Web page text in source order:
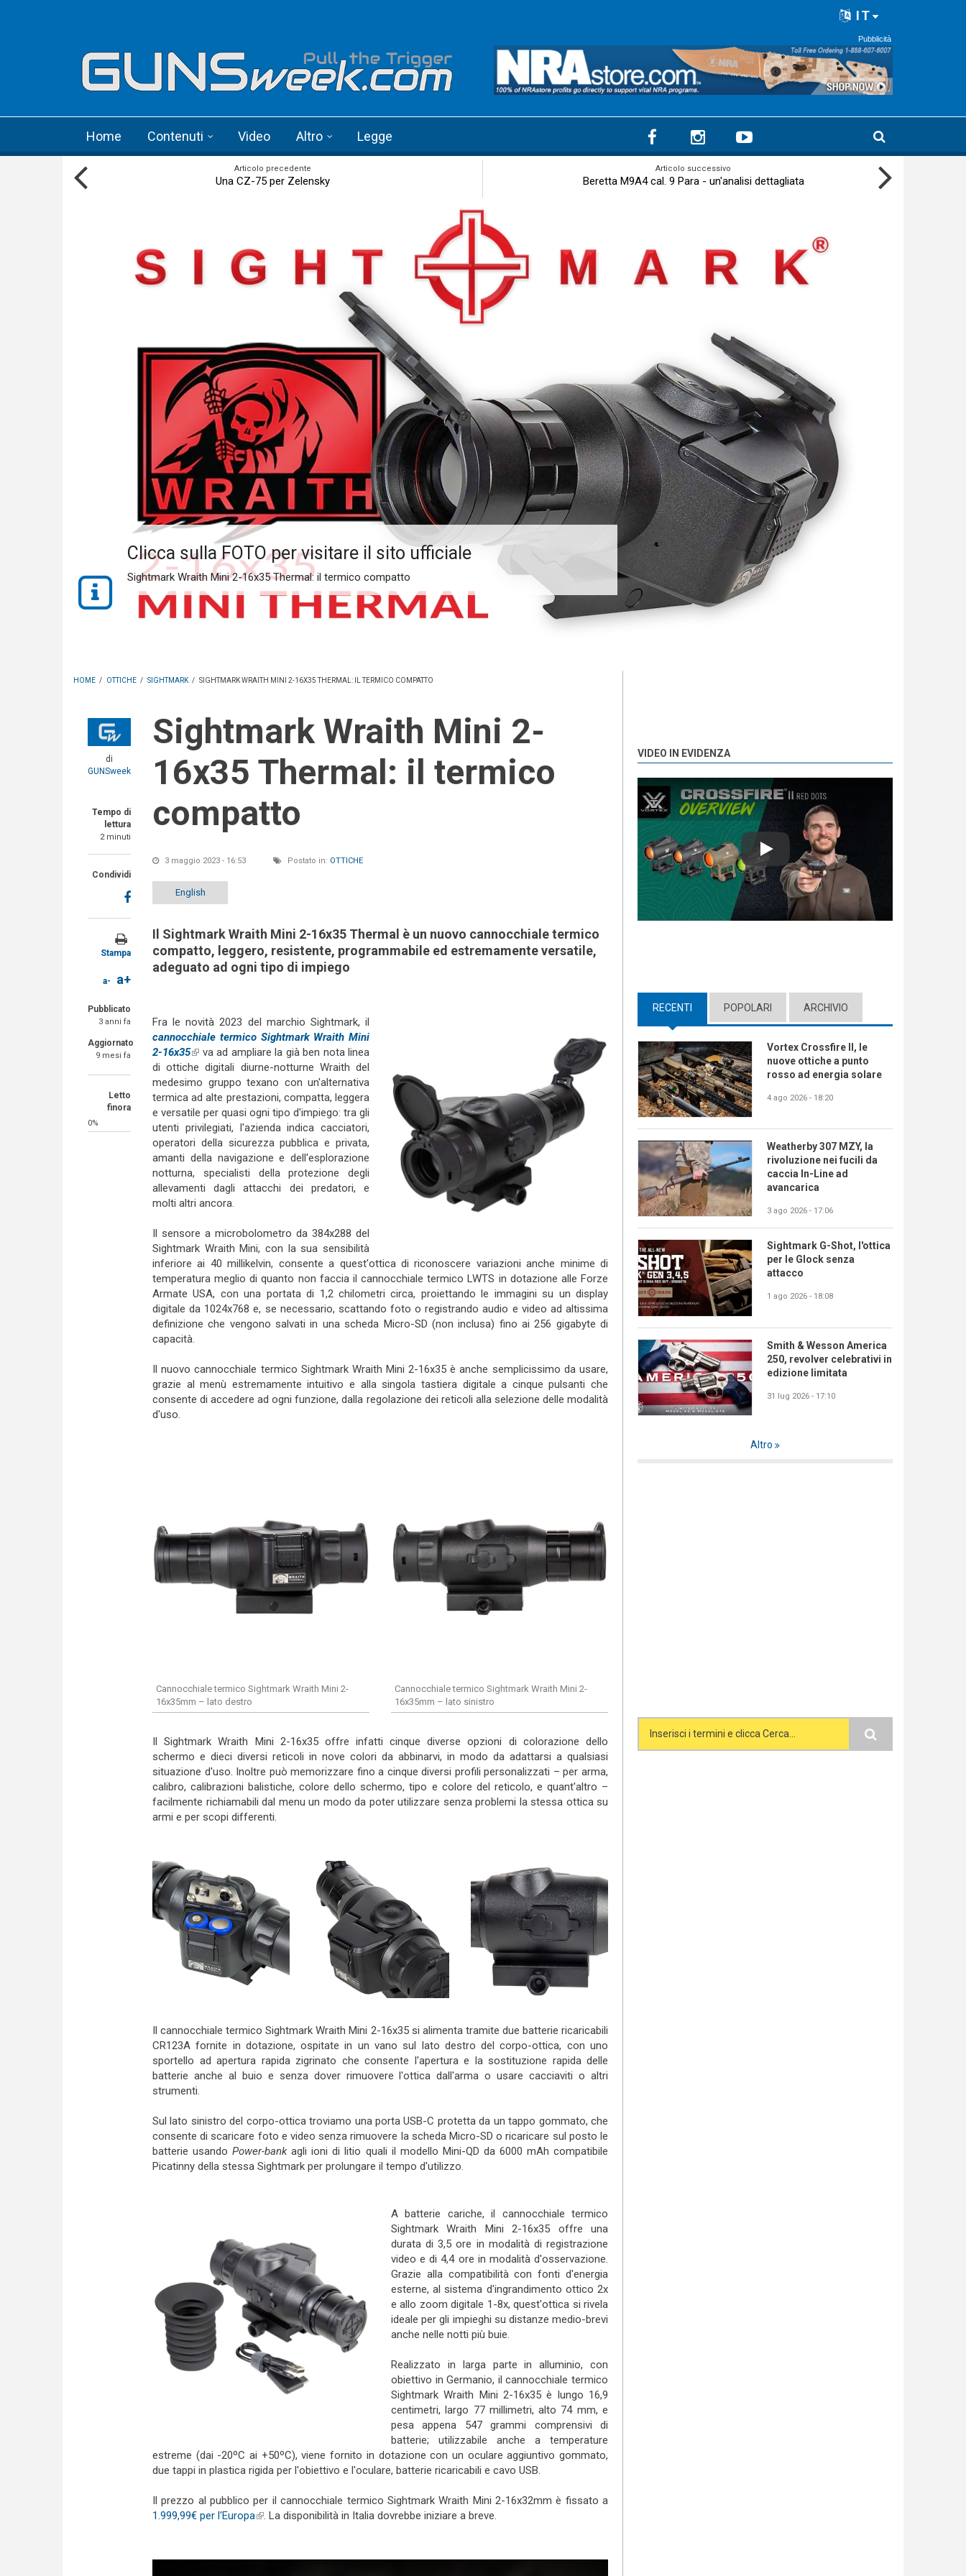
IT
Pubblicità
Home Contenuti Video Altro Legge
Articolo precedente
Una CZ-75 per Zelensky
Articolo successivo
Beretta M9A4 cal. 9 Para - un'analisi dettagliata
HOME / OTTICHE / SIGHTMARK / SIGHTMARK WRAITH MINI 2-16X35 THERMAL: IL TERMICO COMPATTO
di
GUNSweek
Tempo di
lettura
2 minuti
Condividi
Stampa
a- a+
Pubblicato
3 anni fa
Aggiornato
9 mesi fa
Letto
finora
0%
Sightmark Wraith Mini 2-
16x35 Thermal: il termico
compatto
3 maggio 2023 - 16:53 Postato in: OTTICHE
English
Il Sightmark Wraith Mini 2-16x35 Thermal è un nuovo cannocchiale termico
compatto, leggero, resistente, programmabile ed estremamente versatile,
adeguato ad ogni tipo di impiego
Fra le novità 2023 del marchio Sightmark, il
cannocchiale termico Sightmark Wraith Mini
2-16x35(link is external)
va ad ampliare la già ben nota linea
di ottiche digitali diurne-notturne Wraith del
medesimo gruppo texano con un'alternativa
termica ad alte prestazioni, compatta, leggera
e versatile per quasi ogni tipo d'impiego: tra gli
utenti privilegiati, l'azienda indica cacciatori,
operatori della sicurezza pubblica e privata,
amanti della navigazione e dell'esplorazione
notturna, specialisti della protezione degli
allevamenti dagli attacchi dei predatori, e
molti altri ancora.
Il sensore a microbolometro da 384x288 del
Sightmark Wraith Mini, con la sua sensibilità
inferiore ai 40 millikelvin, consente a quest'ottica di riconoscere variazioni anche minime di
temperatura meglio di quanto non faccia il cannocchiale termico LWTS in dotazione alle Forze
Armate USA, con una portata di 1,2 chilometri circa, proiettando le immagini su un display
digitale da 1024x768 e, se necessario, scattando foto o registrando audio e video ad altissima
definizione che vengono salvati in una scheda Micro-SD (non inclusa) fino ai 256 gigabyte di
capacità.
Il nuovo cannocchiale termico Sightmark Wraith Mini 2-16x35 è anche semplicissimo da usare,
grazie al menù estremamente intuitivo e alla singola tastiera digitale a cinque pulsanti che
consente di accedere ad ogni funzione, dalla regolazione dei reticoli alla selezione delle modalità
d'uso.
Cannocchiale termico Sightmark Wraith Mini 2-
16x35mm – lato destro
Cannocchiale termico Sightmark Wraith Mini 2-
16x35mm – lato sinistro
Il Sightmark Wraith Mini 2-16x35 offre infatti cinque diverse opzioni di colorazione dello
schermo e dieci diversi reticoli in nove colori da abbinarvi, in modo da adattarsi a qualsiasi
situazione d'uso. Inoltre può memorizzare fino a cinque diversi profili personalizzati – per arma,
calibro, calibrazioni balistiche, colore dello schermo, tipo e colore del reticolo, e quant'altro –
facilmente richiamabili dal menu un modo da poter utilizzare senza problemi la stessa ottica su
armi e per scopi differenti.
Il cannocchiale termico Sightmark Wraith Mini 2-16x35 si alimenta tramite due batterie ricaricabili
CR123A fornite in dotazione, ospitate in un vano sul lato destro del corpo-ottica, con uno
sportello ad apertura rapida zigrinato che consente l'apertura e la sostituzione rapida delle
batterie anche al buio e senza dover rimuovere l'ottica dall'arma o usare cacciaviti o altri
strumenti.
Sul lato sinistro del corpo-ottica troviamo una porta USB-C protetta da un tappo gommato, che
consente di scaricare foto e video senza rimuovere la scheda Micro-SD o ricaricare sul posto le
batterie usandoPower-bankagli ioni di litio quali il modello Mini-QD da 6000 mAh compatibile
Picatinny della stessa Sightmark per prolungare il tempo d'utilizzo.
A batterie cariche, il cannocchiale termico
Sightmark Wraith Mini 2-16x35 offre una
durata di 3,5 ore in modalità di registrazione
video e di 4,4 ore in modalità d'osservazione.
Grazie alla compatibilità con fonti d'energia
esterne, al sistema d'ingrandimento ottico 2x
e allo zoom digitale 1-8x, quest'ottica si rivela
ideale per gli impieghi su distanze medio-brevi
anche nelle notti più buie.
Realizzato in larga parte in alluminio, con
obiettivo in Germanio, il cannocchiale termico
Sightmark Wraith Mini 2-16x35 è lungo 16,9
centimetri, largo 77 millimetri, alto 74 mm, e
pesa appena 547 grammi comprensivi di
batterie; utilizzabile anche a temperature
estreme (dai -20ºC ai +50ºC), viene fornito in dotazione con un oculare aggiuntivo gommato,
due tappi in plastica rigida per l'obiettivo e l'oculare, batterie ricaricabili e cavo USB.
Il prezzo al pubblico per il cannocchiale termico Sightmark Wraith Mini 2-16x32mm è fissato a
1.999,99€ per l'Europa(link is external)
. La disponibilità in Italia dovrebbe iniziare a breve.
VIDEO IN EVIDENZA
Play
RECENTI (ACTIVE TAB)
POPOLARI ARCHIVIO
Vortex Crossfire II, le
nuove ottiche a punto
rosso ad energia solare
4 ago 2026 - 18:20
Weatherby 307 MZY, la
rivoluzione nei fucili da
caccia In-Line ad
avancarica
3 ago 2026 - 17:06
Sightmark G-Shot, l'ottica
per le Glock senza
attacco
1 ago 2026 - 18:08
Smith & Wesson America
250, revolver celebrativi in
edizione limitata
31 lug 2026 - 17:10
Altro
Search form